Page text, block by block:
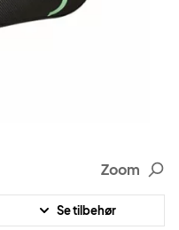
Zoom
Se tilbehør